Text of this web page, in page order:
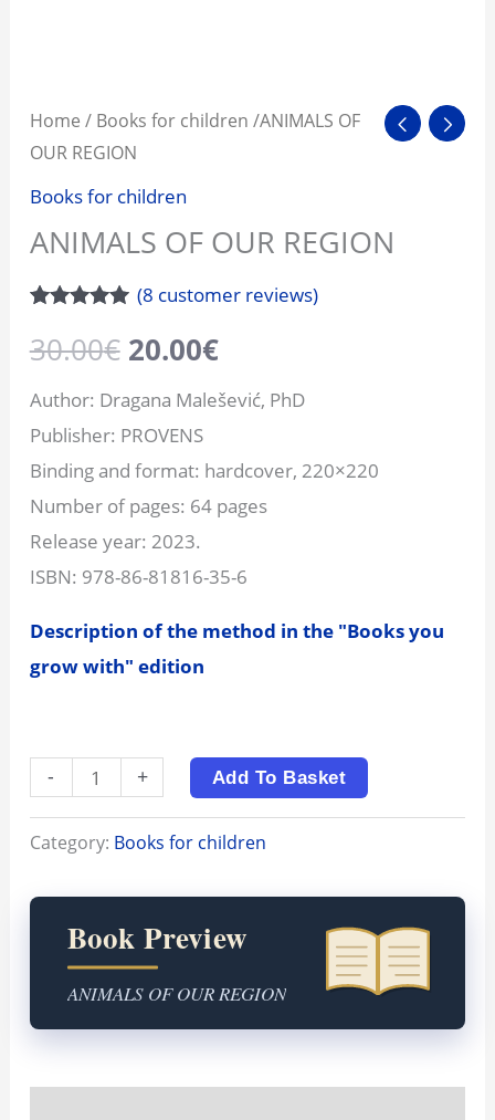
Home / Books for children /ANIMALS OF
OUR REGION
Books for children
ANIMALS OF OUR REGION
out of 5
based on
ratings
(8 customer reviews)
30.00€ 20.00€
Author: Dragana Malešević, PhD
Publisher: PROVENS
Binding and format: hardcover, 220×220
Number of pages: 64 pages
Release year: 2023.
ISBN: 978-86-81816-35-6
Description of the method in the "Books you
grow with" edition
- + Add To Basket
Category: Books for children
Book Preview
ANIMALS OF OUR REGION